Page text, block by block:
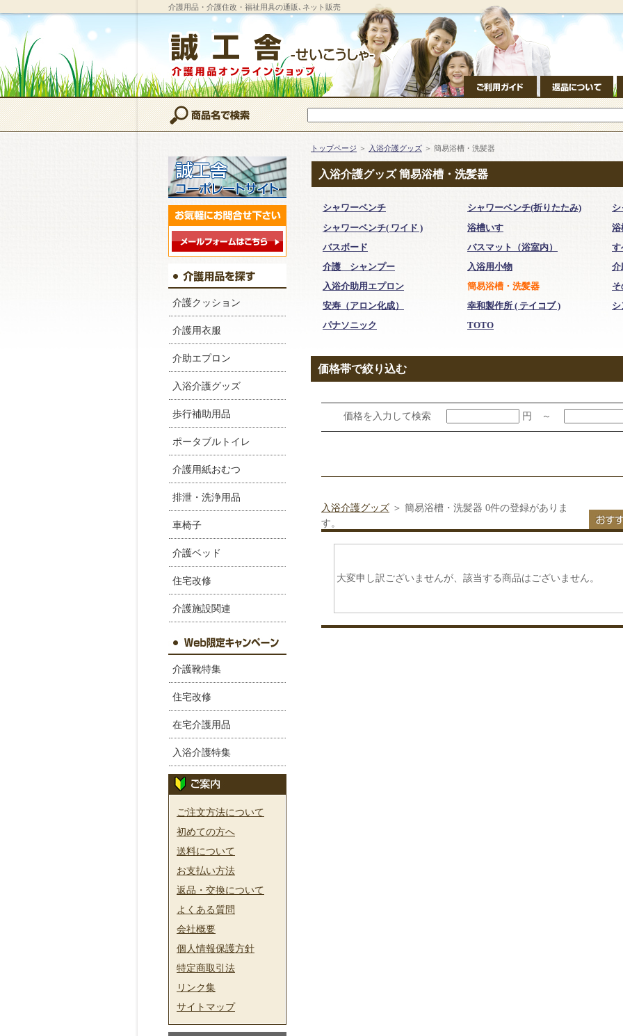
介護用品・介護住改・福祉用具の通販､ネット販売
介護クッション
介護用衣服
介助エプロン
入浴介護グッズ
歩行補助用品
ポータブルトイレ
介護用紙おむつ
排泄・洗浄用品
車椅子
介護ベッド
住宅改修
介護施設関連
介護靴特集
住宅改修
在宅介護用品
入浴介護特集
ご注文方法について
初めての方へ
送料について
お支払い方法
返品・交換について
よくある質問
会社概要
個人情報保護方針
特定商取引法
リンク集
サイトマップ
トップページ ＞ 入浴介護グッズ ＞ 簡易浴槽・洗髪器
入浴介護グッズ 簡易浴槽・洗髪器
シャワーベンチ シャワーベンチ(折りたたみ)
シャワーベンチ( ワイド )
浴槽いす
浴
バスボード
バスマット（浴室内）
す
介護 シャンプー
入浴用小物
介
入浴介助用エプロン
簡易浴槽・洗髪器
そ
安寿（アロン化成）
幸和製作所 ( テイコブ )
パナソニック
TOTO
価格帯で絞り込む
価格を入力して検索 円 ～
入浴介護グッズ ＞ 簡易浴槽・洗髪器 0件の登録がありま
す。
大変申し訳ございませんが、該当する商品はございません。